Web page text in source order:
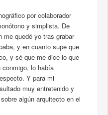
por colaborador
y simplista. De
me quedé yo tras grabar
y en cuanto supe que
y sé que me dice lo que
conmigo, lo había
Y para mi
muy entretenido y
algún arquitecto en el